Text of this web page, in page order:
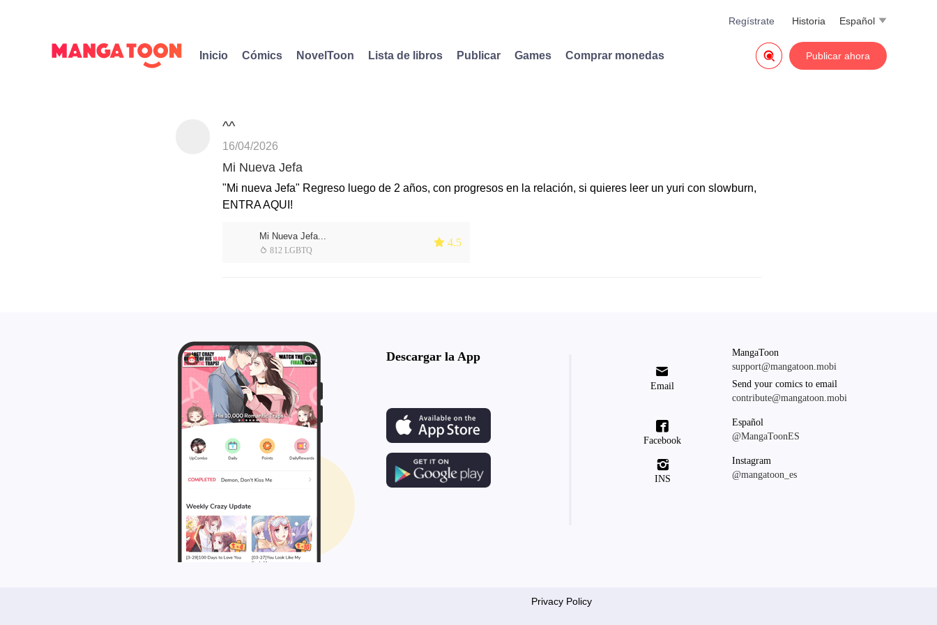
Español 
Historia
Regístrate
Inicio Cómics NovelToon Lista de libros Publicar Games Comprar monedas Publicar ahora

^^
16/04/2026
Mi Nueva Jefa
"Mi nueva Jefa" Regreso luego de 2 años, con progresos en la relación, si quieres leer un yuri con slowburn,
ENTRA AQUI!
Mi Nueva Jefa...
 812 LGBTQ
 4.5
Descargar la App

Email
MangaToon
support@mangatoon.mobi
Send your comics to email
contribute@mangatoon.mobi

Facebook
Español
@MangaToonES

INS
Instagram
@mangatoon_es
Privacy Policy